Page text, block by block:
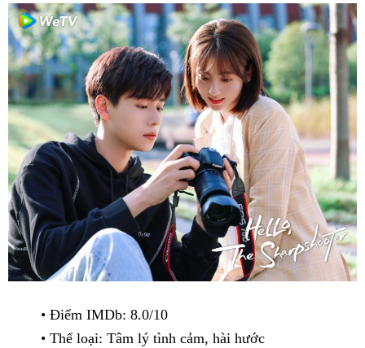
• Điểm IMDb: 8.0/10
• Thể loại: Tâm lý tình cảm, hài hước